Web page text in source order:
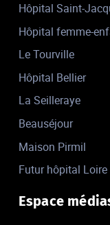
Hôpital Saint-
Hôpital femme-
Le Tourville
Hôpital Bellier
La Seilleraye
Beauséjour
Maison Pirmil
Futur hôpital Loire
Espace